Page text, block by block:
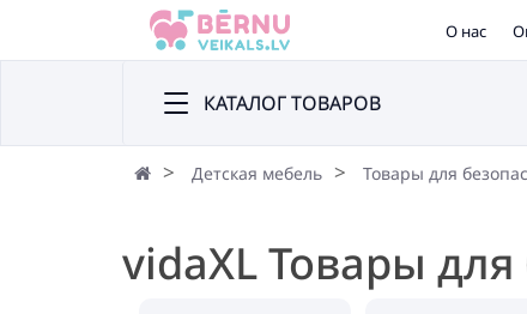
О нас
КАТАЛОГ ТОВАРОВ
Детская мебель Товары для
vidaXL Товары